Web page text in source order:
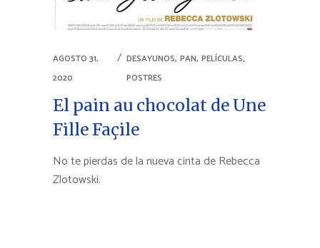
AGOSTO 31,
2020
DESAYUNOS,PAN,PELÍCULAS,
POSTRES
El pain au chocolat de Une
Fille Façile
No te pierdas de la nueva cinta de Rebecca
Zlotowski.